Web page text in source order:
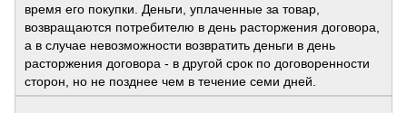
время его покупки. Деньги, уплаченные за товар,
возвращаются потребителю в день расторжения договора,
а в случае невозможности возвратить деньги в день
расторжения договора - в другой срок по договоренности
сторон, но не позднее чем в течение семи дней.